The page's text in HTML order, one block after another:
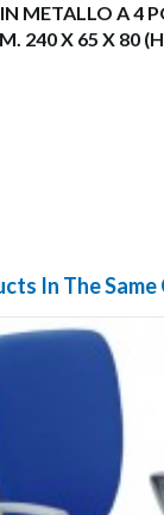
METALLO A 4
240 X 65 X 80
In The